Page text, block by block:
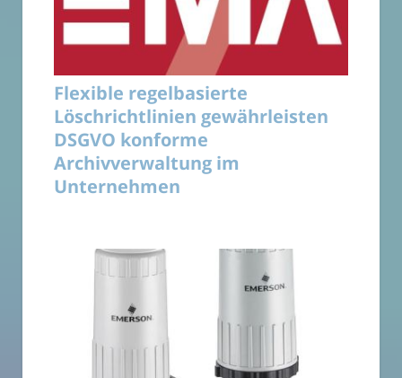
Flexible regelbasierte
Löschrichtlinien gewährleisten
DSGVO konforme
Archivverwaltung im
Unternehmen